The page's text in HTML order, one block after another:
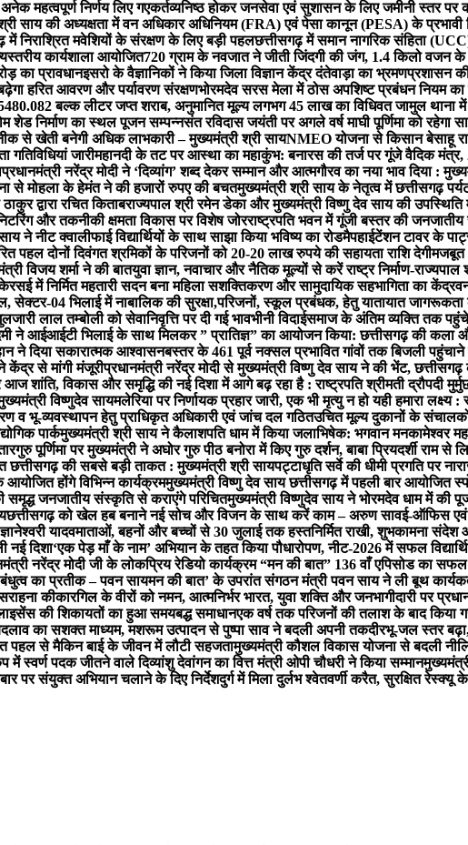
महत्वपूर्ण निर्णय लिए गएकर्तव्यनिष्ठ होकर जनसेवा एवं सुशासन के लिए जमीनी स्तर पर
साय की अध्यक्षता में वन अधिकार अधिनियम (FRA) एवं पेसा कानून (PESA) के
में निराश्रित मवेशियों के संरक्षण के लिए बड़ी पहलछत्तीसगढ़ में समान नागरिक संहिता
कार्यशाला आयोजित720 ग्राम के नवजात ने जीती जिंदगी की जंग, 1.4 किलो वजन
का प्रावधानइसरो के वैज्ञानिकों ने किया जिला विज्ञान केंद्र दंतेवाड़ा का भ्रमणप्रशासन
हरित आवरण और पर्यावरण संरक्षणभोरमदेव सरस मेला में ठोस अपशिष्ट प्रबंधन नियम
बल्क लीटर जप्त शराब, अनुमानित मूल्य लगभग 45 लाख का विधिवत जामुल थाना में
शेड निर्माण का स्थल पूजन सम्पन्नसंत रविदास जयंती पर अगले वर्ष माघी पूर्णिमा को रहेगा
से खेती बनेगी अधिक लाभकारी – मुख्यमंत्री श्री सायNMEO योजना से किसान बेसाहू
जारीमहानदी के तट पर आस्था का महाकुंभ: बनारस की तर्ज पर गूंजे वैदिक मंत्र,
प्रधानमंत्री नरेंद्र मोदी ने ‘दिव्यांग’ शब्द देकर सम्मान और आत्मगौरव का नया भाव दिया :
से मोहला के हेमंत ने की हजारों रुपए की बचतमुख्यमंत्री श्री साय के नेतृत्व में छत्तीसगढ़
द्वारा रचित किताबराज्यपाल श्री रमेन डेका और मुख्यमंत्री विष्णु देव साय की
और तकनीकी क्षमता विकास पर विशेष जोरराष्ट्रपति भवन में गूंजी बस्तर की
ने नीट क्वालीफाई विद्यार्थियों के साथ साझा किया भविष्य का रोडमैपहाईटेंशन टावर के
पहल दोनों दिवंगत श्रमिकों के परिजनों को 20-20 लाख रुपये की सहायता राशि देगीमजबूत
विजय शर्मा ने की बातयुवा ज्ञान, नवाचार और नैतिक मूल्यों से करें राष्ट्र निर्माण-
में निर्मित महतारी सदन बना महिला सशक्तिकरण और सामुदायिक सहभागिता का केंद्र
सेक्टर-04 भिलाई में नाबालिक की सुरक्षा,परिजनों, स्कूल प्रबंधक, हेतु यातायात
लाल तम्बोली को सेवानिवृत्ति पर दी गई भावभीनी विदाईसमाज के अंतिम व्यक्ति तक
ने आईआईटी भिलाई के साथ मिलकर ” प्रातिज्ञ” का आयोजन किया: छत्तीसगढ़ की
ने दिया सकारात्मक आश्वासनबस्तर के 461 पूर्व नक्सल प्रभावित गांवों तक बिजली
केंद्र से मांगी मंजूरीप्रधानमंत्री नरेंद्र मोदी से मुख्यमंत्री विष्णु देव साय ने की भेंट,
शांति, विकास और समृद्धि की नई दिशा में आगे बढ़ रहा है : राष्ट्रपति श्रीमती द्रौपदी मुर्मु
विष्णुदेव सायमलेरिया पर निर्णायक प्रहार जारी, एक भी मृत्यु न हो यही हमारा लक्ष्य :
व भू-व्यवस्थापन हेतु प्राधिकृत अधिकारी एवं जांच दल गठितउचित मूल्य दुकानों के संचालकों
पार्कमुख्यमंत्री श्री साय ने कैलाशपति धाम में किया जलाभिषेक: भगवान मनकामेश्वर
गुरु पूर्णिमा पर मुख्यमंत्री ने अघोर गुरु पीठ बनोरा में किए गुरु दर्शन, बाबा प्रियदर्शी राम से
छत्तीसगढ़ की सबसे बड़ी ताकत : मुख्यमंत्री श्री सायपट्टाधृति सर्वे की धीमी प्रगति पर
होंगे विभिन्न कार्यक्रममुख्यमंत्री विष्णु देव साय छत्तीसगढ़ में पहली बार आयोजित
समृद्ध जनजातीय संस्कृति से कराएंगे परिचितमुख्यमंत्री विष्णुदेव साय ने भोरमदेव धाम में की
छत्तीसगढ़ को खेल हब बनाने नई सोच और विजन के साथ करें काम – अरुण सावई-ऑफिस एवं
यादवमाताओं, बहनों और बच्चों से 30 जुलाई तक हस्तनिर्मित राखी, शुभकामना
नई दिशा‘एक पेड़ माँ के नाम’ अभियान के तहत किया पौधारोपण, नीट-2026 में सफल
नरेंद्र मोदी जी के लोकप्रिय रेडियो कार्यक्रम “मन की बात” 136 वाँ एपिसोड का
का प्रतीक – पवन सायमन की बात’ के उपरांत संगठन मंत्री पवन साय ने ली बूथ
कीकारगिल के वीरों को नमन, आत्मनिर्भर भारत, युवा शक्ति और जनभागीदारी पर
की शिकायतों का हुआ समयबद्ध समाधानएक वर्ष तक परिजनों की तलाश के बाद किया
का सशक्त माध्यम, मशरूम उत्पादन से पुष्पा साव ने बदली अपनी तकदीरभू-जल स्तर
पहल से मैकिन बाई के जीवन में लौटी सहजतामुख्यमंत्री कौशल विकास योजना से बदली
में स्वर्ण पदक जीतने वाले दिव्यांशु देवांगन का वित्त मंत्री ओपी चौधरी ने किया सम्मान
पर संयुक्त अभियान चलाने के दिए निर्देशदुर्ग में मिला दुर्लभ श्वेतवर्णी करैत, सुरक्षित